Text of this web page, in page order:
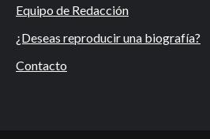
Equipo de Redacción
¿Deseas reproducir una biografía?
Contacto